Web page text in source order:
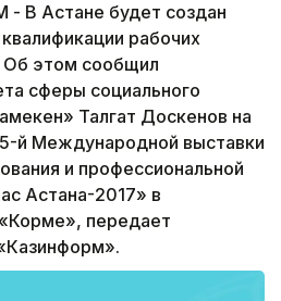
Астане будет создан
рабочих
Об этом сообщил
сферы социального
Талгат Доскенов на
й Международной выставки
и профессиональной
Астана-2017» в
передает